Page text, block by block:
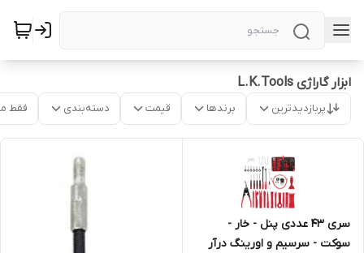
ابزار گاراژی L.K.Tools
پربازدیدترین برندها قیمت دسته‌بندی فقط
سری 43 عددی پنل - خار -
سوکت - سرسیم و اورینگ درآر